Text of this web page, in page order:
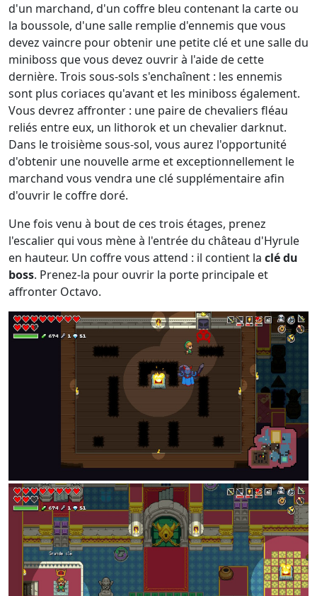
d'un marchand, d'un coffre bleu contenant la carte ou
la boussole, d'une salle remplie d'ennemis que vous
devez vaincre pour obtenir une petite clé et une salle du
miniboss que vous devez ouvrir à l'aide de cette
dernière. Trois sous-sols s'enchaînent : les ennemis
sont plus coriaces qu'avant et les miniboss également.
Vous devrez affronter : une paire de chevaliers fléau
reliés entre eux, un lithorok et un chevalier darknut.
Dans le troisième sous-sol, vous aurez l'opportunité
d'obtenir une nouvelle arme et exceptionnellement le
marchand vous vendra une clé supplémentaire afin
d'ouvrir le coffre doré.
Une fois venu à bout de ces trois étages, prenez
l'escalier qui vous mène à l'entrée du château d'Hyrule
en hauteur. Un coffre vous attend : il contient la clé du
boss. Prenez-la pour ouvrir la porte principale et
affronter Octavo.